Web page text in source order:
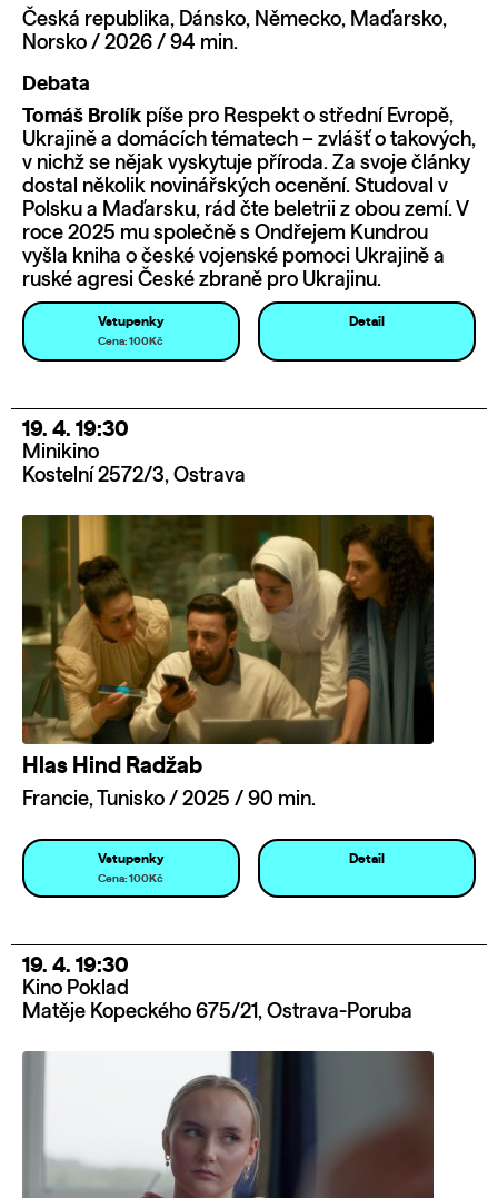
Česká republika, Dánsko, Německo, Maďarsko,
Norsko / 2026 / 94 min.
Debata
Tomáš Brolík píše pro Respekt o střední Evropě,
Ukrajině a domácích tématech – zvlášť o takových,
v nichž se nějak vyskytuje příroda. Za svoje články
dostal několik novinářských ocenění. Studoval v
Polsku a Maďarsku, rád čte beletrii z obou zemí. V
roce 2025 mu společně s Ondřejem Kundrou
vyšla kniha o české vojenské pomoci Ukrajině a
ruské agresi České zbraně pro Ukrajinu.
Vstupenky
Cena: 100Kč
Detail
19. 4. 19:30
Minikino
Kostelní 2572/3, Ostrava
Hlas Hind Radžab
Francie, Tunisko / 2025 / 90 min.
Vstupenky
Cena: 100Kč
Detail
19. 4. 19:30
Kino Poklad
Matěje Kopeckého 675/21, Ostrava-Poruba